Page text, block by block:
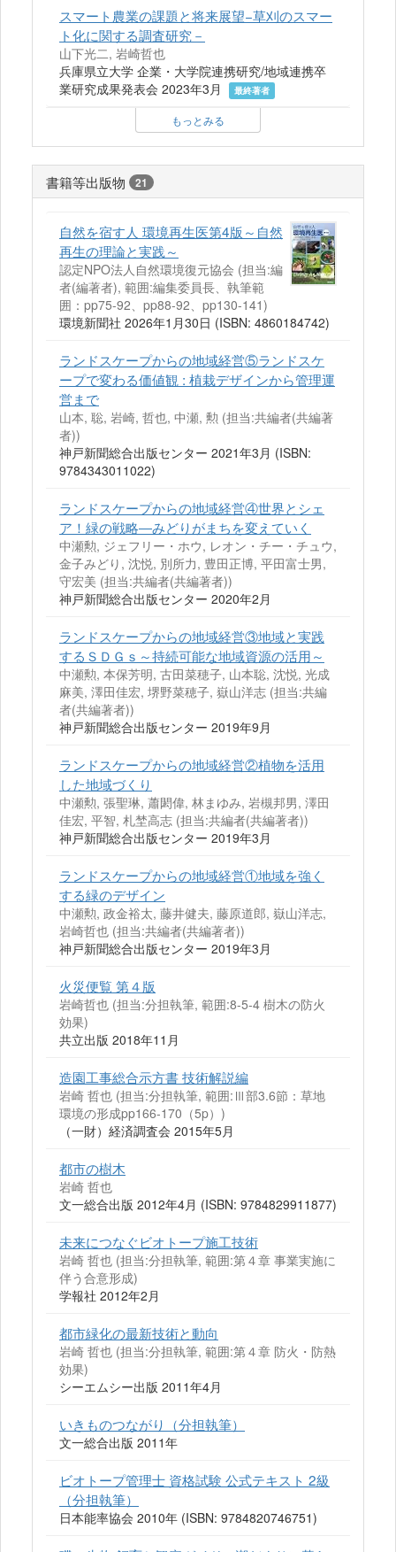
スマート農業の課題と将来展望−草刈のスマー
ト化に関する調査研究－
山下光二, 岩崎哲也
兵庫県立大学 企業・大学院連携研究/地域連携卒
業研究成果発表会 2023年3月
最終著者
もっとみる
書籍等出版物 21
自然を宿す人 環境再生医第4版～自然
再生の理論と実践～
認定NPO法人自然環境復元協会 (担当:編
者(編著者), 範囲:編集委員長、執筆範
囲：pp75-92、pp88-92、pp130-141)
環境新聞社 2026年1月30日 (ISBN: 4860184742)
ランドスケープからの地域経営⑤ランドスケ
ープで変わる価値観 : 植栽デザインから管理運
営まで
山本, 聡, 岩崎, 哲也, 中瀬, 勲 (担当:共編者(共編著
者))
神戸新聞総合出版センター 2021年3月 (ISBN:
9784343011022)
ランドスケープからの地域経営④世界とシェ
ア！緑の戦略―みどりがまちを変えていく
中瀬勲, ジェフリー・ホウ, レオン・チー・チュウ,
金子みどり, 沈悦, 別所力, 豊田正博, 平田富士男,
守宏美 (担当:共編者(共編著者))
神戸新聞総合出版センター 2020年2月
ランドスケープからの地域経営③地域と実践
するＳＤＧｓ～持続可能な地域資源の活用～
中瀬勲, 本保芳明, 古田菜穂子, 山本聡, 沈悦, 光成
麻美, 澤田佳宏, 堺野菜穂子, 嶽山洋志 (担当:共編
者(共編著者))
神戸新聞総合出版センター 2019年9月
ランドスケープからの地域経営②植物を活用
した地域づくり
中瀬勲, 張聖琳, 蕭閎偉, 林まゆみ, 岩槻邦男, 澤田
佳宏, 平智, 札埜高志 (担当:共編者(共編著者))
神戸新聞総合出版センター 2019年3月
ランドスケープからの地域経営①地域を強く
する緑のデザイン
中瀬勲, 政金裕太, 藤井健夫, 藤原道郎, 嶽山洋志,
岩崎哲也 (担当:共編者(共編著者))
神戸新聞総合出版センター 2019年3月
火災便覧 第４版
岩崎哲也 (担当:分担執筆, 範囲:8-5-4 樹木の防火
効果)
共立出版 2018年11月
造園工事総合示方書 技術解説編
岩崎 哲也 (担当:分担執筆, 範囲:Ⅲ部3.6節：草地
環境の形成pp166-170（5p）)
（一財）経済調査会 2015年5月
都市の樹木
岩崎 哲也
文一総合出版 2012年4月 (ISBN: 9784829911877)
未来につなぐビオトープ施工技術
岩崎 哲也 (担当:分担執筆, 範囲:第４章 事業実施に
伴う合意形成)
学報社 2012年2月
都市緑化の最新技術と動向
岩崎 哲也 (担当:分担執筆, 範囲:第４章 防火・防熱
効果)
シーエムシー出版 2011年4月
いきものつながり（分担執筆）
文一総合出版 2011年
ビオトープ管理士 資格試験 公式テキスト 2級
（分担執筆）
日本能率協会 2010年 (ISBN: 9784820746751)